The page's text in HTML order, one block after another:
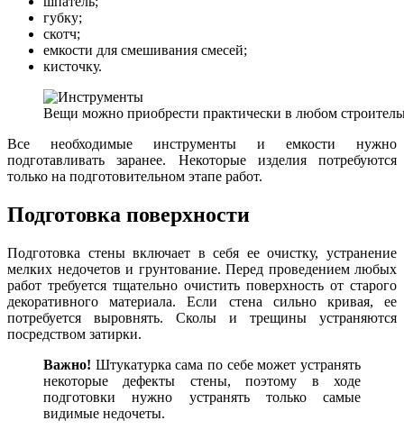
губку;
скотч;
емкости для смешивания смесей;
кисточку.
Вещи можно приобрести практически в любом
Все необходимые инструменты и емкости нужно
подготавливать заранее. Некоторые изделия потребуются
только на подготовительном этапе работ.
Подготовка поверхности
Подготовка стены включает в себя ее очистку, устранение
мелких недочетов и грунтование. Перед проведением любых
работ требуется тщательно очистить поверхность от старого
декоративного материала. Если стена сильно кривая, ее
потребуется выровнять. Сколы и трещины устраняются
посредством затирки.
Важно! Штукатурка сама по себе может устранять
некоторые дефекты стены, поэтому в ходе
подготовки нужно устранять только самые
видимые недочеты.